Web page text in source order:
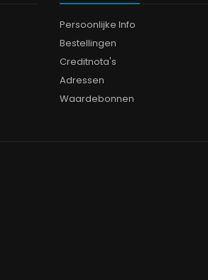
Persoonlijke Info
Bestellingen
Creditnota's
Adressen
Waardebonnen